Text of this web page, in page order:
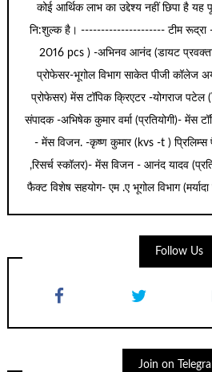
कोई आर्थिक लाभ का उद्देश्य नहीं छिपा है यह
नि:शुल्क है। --------------------- टीम रूद्रा -
2016 pcs ) -अभिनव आनंद (डायट
प्रोफेसर-भूगोल विभाग साकेत पीजी कॉलेज
प्रोफेसर) मेंस टॉपिक क्रिएटर -योगराज
संपादक -अभिषेक कुमार वर्मा (प्रतियोगी)- मेंस
- मेंस विजन. -कृष्ण कुमार (kvs -t ) प्रिलिम्स
,रिसर्च स्कॉलर)- मेंस विजन - आनंद यादव
फैक्ट विशेष सहयोग- एम .ए भूगोल विभाग
Follow Us
Join on